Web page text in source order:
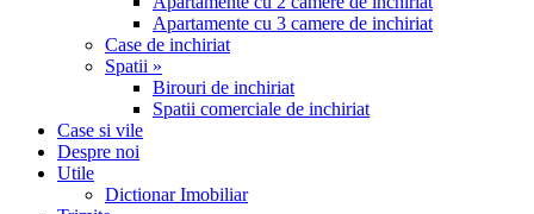
Apartamente cu 3 camere de inchiriat
Case de inchiriat
Spatii »
Birouri de inchiriat
Spatii comerciale de inchiriat
Case si vile
Despre noi
Utile
Dictionar Imobiliar